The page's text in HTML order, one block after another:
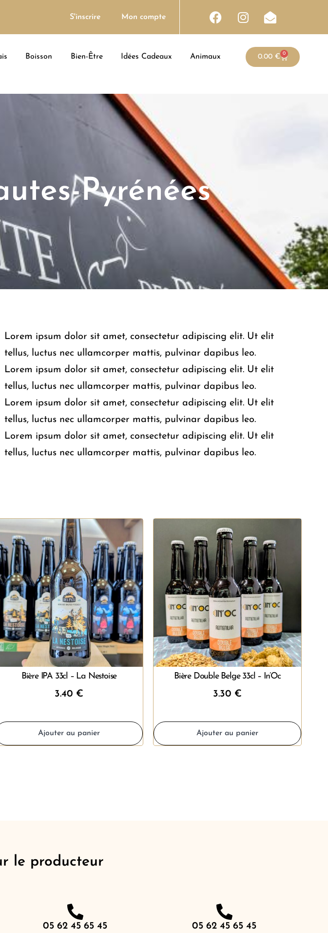
S'inscrire Mon compte
Boisson Bien-Être Idées Cadeaux Animaux 0.00 € 0
Pyrénées
Lorem ipsum dolor sit amet, consectetur adipiscing elit. Ut elit
tellus, luctus nec ullamcorper mattis, pulvinar dapibus leo.
Lorem ipsum dolor sit amet, consectetur adipiscing elit. Ut elit
tellus, luctus nec ullamcorper mattis, pulvinar dapibus leo.
Lorem ipsum dolor sit amet, consectetur adipiscing elit. Ut elit
tellus, luctus nec ullamcorper mattis, pulvinar dapibus leo.
Lorem ipsum dolor sit amet, consectetur adipiscing elit. Ut elit
tellus, luctus nec ullamcorper mattis, pulvinar dapibus leo.
Bière IPA 33cl – La Nestoise
3.40 €
Ajouter au panier
Bière Double Belge 33cl – In’Oc
3.30 €
Ajouter au panier
le producteur
05 62 45 65 45 05 62 45 65 45